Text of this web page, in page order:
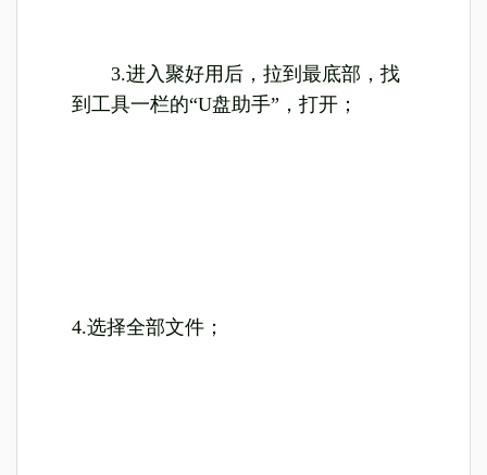
3.进入聚好用后，拉到最底部，找
到工具一栏的“U盘助手”，打开；
4.选择全部文件；